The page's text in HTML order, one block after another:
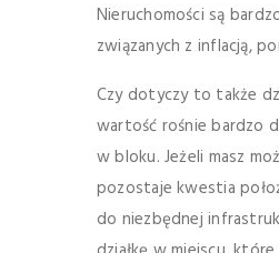
Nieruchomości są
związanych z inflacją,
Czy dotyczy to także
wartość rośnie bardzo
w bloku. Jeżeli masz
pozostaje kwestia
do niezbędnej